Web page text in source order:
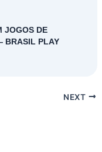
JOGOS DE
BRASIL PLAY
NEXT